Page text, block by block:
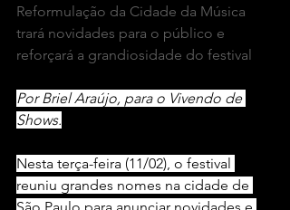
Reformulação da Cidade da Música
trará novidades para o público e
reforçará a grandiosidade do festival
Por Briel Araújo, para o Vivendo de
Shows.
Nesta terça-feira (11/02), o festival
reuniu grandes nomes na cidade de